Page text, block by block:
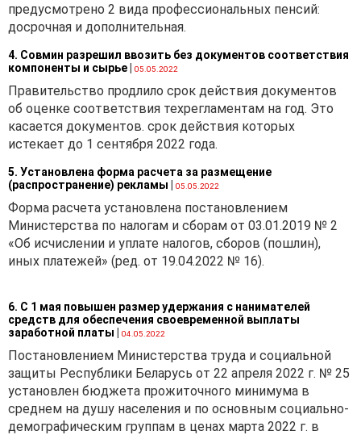
стройматериалов, изделий,
конструкций импортером
применяется предельная
контрактной цене.
Порядок формирования
отпускной цены
импортера:
Максимальная отпускная
цена импортера (без
НДС) =
контрактная цена
расходы по импорту
+
расходы по страхованию
+
предусмотрено 2 вида профессиональных пенсий:
досрочная и дополнительная.
4. Совмин разрешил ввозить без документов соответствия
компоненты и сырье| 05.05.2022
Правительство продлило срок действия документов
об оценке соответствия техрегламентам на год. Это
касается документов. срок действия которых
истекает до 1 сентября 2022 года.
5. Установлена форма расчета за размещение
(распространение) рекламы | 05.05.2022
Форма расчета установлена постановлением
Министерства по налогам и сборам от 03.01.2019 № 2
«Об исчислении и уплате налогов, сборов (пошлин),
иных платежей» (ред. от 19.04.2022 № 16).
6. С 1 мая повышен размер удержания с нанимателей
средств для обеспечения своевременной выплаты
заработной платы | 04.05.2022
Постановлением Министерства труда и социальной
защиты Республики Беларусь от 22 апреля 2022 г. № 25
установлен бюджета прожиточного минимума в
среднем на душу населения и по основным социально-
демографическим группам в ценах марта 2022 г. в